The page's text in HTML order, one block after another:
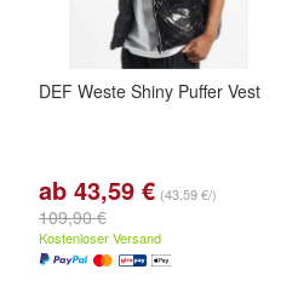
DEF Weste Shiny Puffer Vest
ab 43,59 € (43,59 €/)
109,90 €
Kostenloser Versand